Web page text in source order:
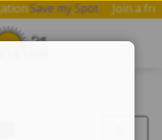
Save my Spot Join a